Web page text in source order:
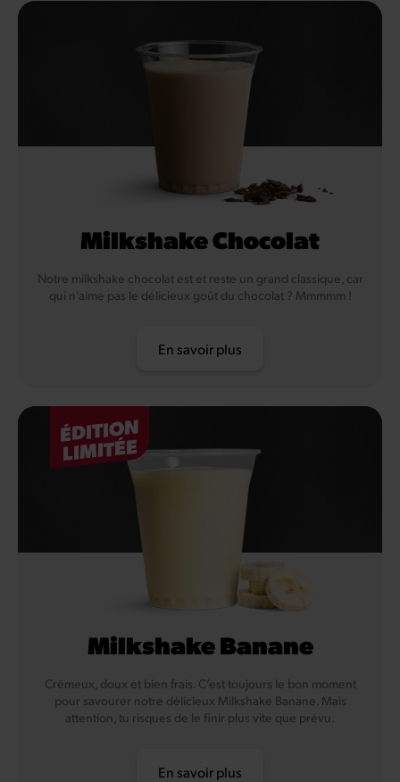
Milkshake Chocolat
Notre milkshake chocolat est et reste un grand classique, car
qui n'aime pas le délicieux goût du chocolat ? Mmmmm !
En savoir plus
ÉDITION
LIMITÉE
Milkshake Banane
Crémeux, doux et bien frais. C’est toujours le bon moment
pour savourer notre délicieux Milkshake Banane. Mais
attention, tu risques de le finir plus vite que prévu.
En savoir plus